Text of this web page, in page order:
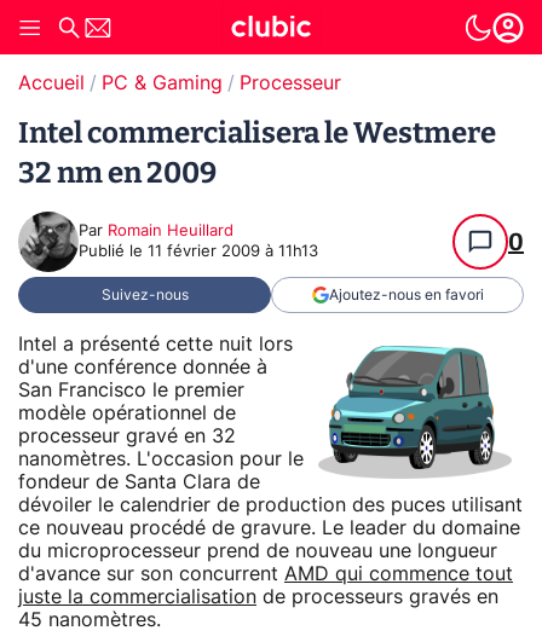
Accueil PC & Gaming Processeur
Intel commercialisera le Westmere
32 nm en 2009
Par Romain Heuillard
Publié le 11 février 2009 à 11h13 0
Suivez-nous Ajoutez-nous en favori
Intel a présenté cette nuit lors
d'une conférence donnée à
San Francisco le premier
modèle opérationnel de
processeur gravé en 32
nanomètres. L'occasion pour le
fondeur de Santa Clara de
dévoiler le calendrier de production des puces utilisant
ce nouveau procédé de gravure. Le leader du domaine
du microprocesseur prend de nouveau une longueur
d'avance sur son concurrent AMD qui commence tout
juste la commercialisation de processeurs gravés en
45 nanomètres.